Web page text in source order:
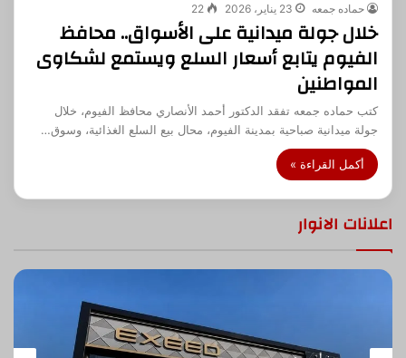
حماده جمعه 23 يناير، 2026 22
خلال جولة ميدانية على الأسواق.. محافظ
الفيوم يتابع أسعار السلع ويستمع لشكاوى
المواطنين
كتب حماده جمعه تفقد الدكتور أحمد الأنصاري محافظ الفيوم، خلال
جولة ميدانية صباحية بمدينة الفيوم، محال بيع السلع الغذائية، وسوق…
أكمل القراءة »
اعلانات الانوار